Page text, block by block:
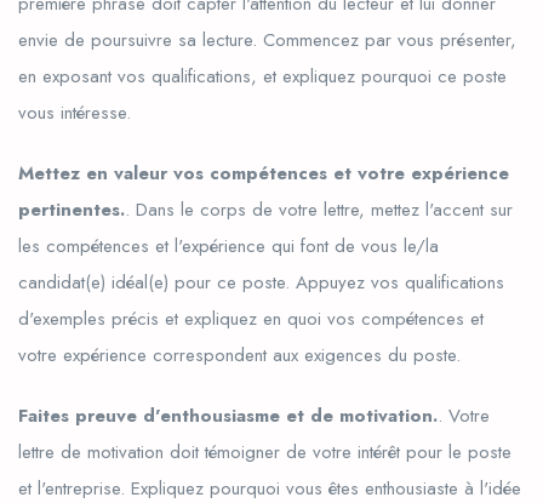
envie de poursuivre sa lecture. Commencez par vous présenter,
en exposant vos qualifications, et expliquez pourquoi ce poste
vous intéresse.
Mettez en valeur vos compétences et votre expérience
pertinentes.. Dans le corps de votre lettre, mettez l'accent sur
les compétences et l'expérience qui font de vous le/la
candidat(e) idéal(e) pour ce poste. Appuyez vos qualifications
d'exemples précis et expliquez en quoi vos compétences et
votre expérience correspondent aux exigences du poste.
Faites preuve d'enthousiasme et de motivation.. Votre
lettre de motivation doit témoigner de votre intérêt pour le poste
et l'entreprise. Expliquez pourquoi vous êtes enthousiaste à l'idée